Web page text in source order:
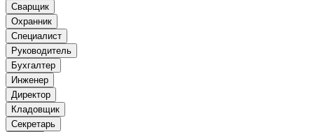
Сварщик
Охранник
Специалист
Руководитель
Бухгалтер
Инженер
Директор
Кладовщик
Секретарь